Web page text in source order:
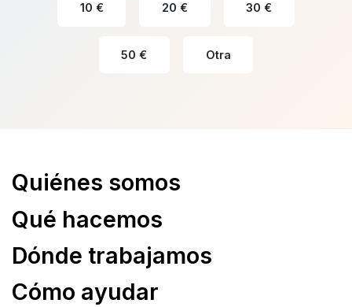
10 € 20 € 30 €
50 € Otra
Quiénes somos
Qué hacemos
Dónde trabajamos
Cómo ayudar